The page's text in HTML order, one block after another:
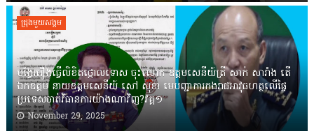
ជ្រុងមួយសង្គម
បង្វែររឿងធ្វើលិខិតថ្កោលទោស ចុះលោក ឧត្តមសេនីយ៍ត្រី សាក់ សារាំង តើ
ឯកឧត្តម នាយឧត្តមសេនីយ៍ សៅ សុខា មេបញ្ជាការកងរាជអាវុធហត្ថលើផ្ទៃ
ប្រទេសចាត់វិធានការយ៉ាងណាវិញ?វគ្គ១
November 29, 2025